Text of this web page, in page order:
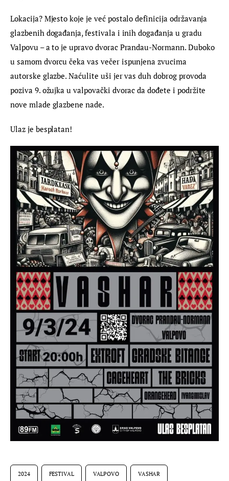
Lokacija? Mjesto koje je već postalo definicija održavanja
glazbenih događanja, festivala i inih događanja u gradu
Valpovu – a to je upravo dvorac Prandau-Normann. Duboko
u samom dvorcu čeka vas večer ispunjena zvucima
autorske glazbe. Naćulite uši jer vas duh dobrog provoda
poziva 9. ožujka u valpovački dvorac da dođete i podržite
nove mlade glazbene nade.
Ulaz je besplatan!
2024 FESTIVAL VALPOVO VASHAR